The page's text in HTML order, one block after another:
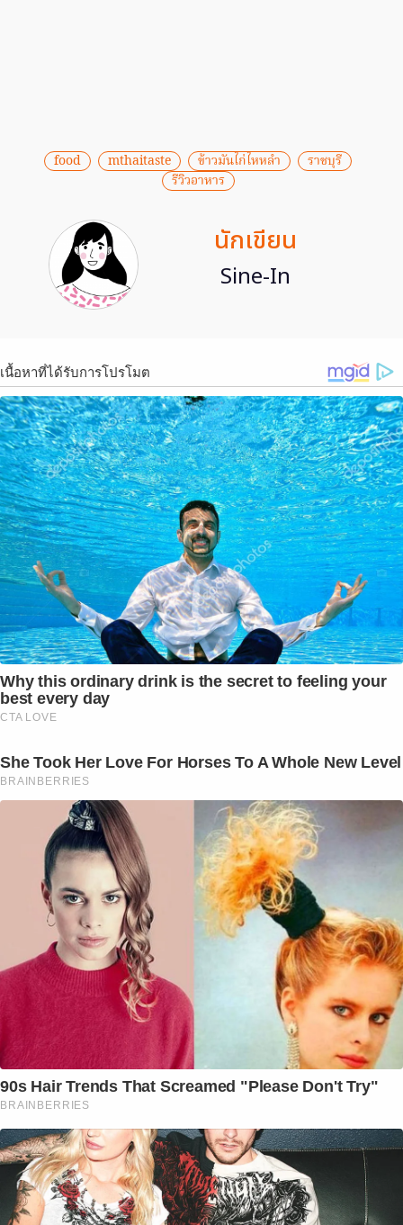
food mthaitaste ข้าวมันไก่ไหหลำ
ราชบุรี
รีวิวอาหาร
นักเขียน
Sine-In
เนื้อหาที่ได้รับการโปรโมต
Why this ordinary drink is the secret to feeling your
best every day
CTA LOVE
She Took Her Love For Horses To A Whole New Level
BRAINBERRIES
90s Hair Trends That Screamed "Please Don't Try"
BRAINBERRIES